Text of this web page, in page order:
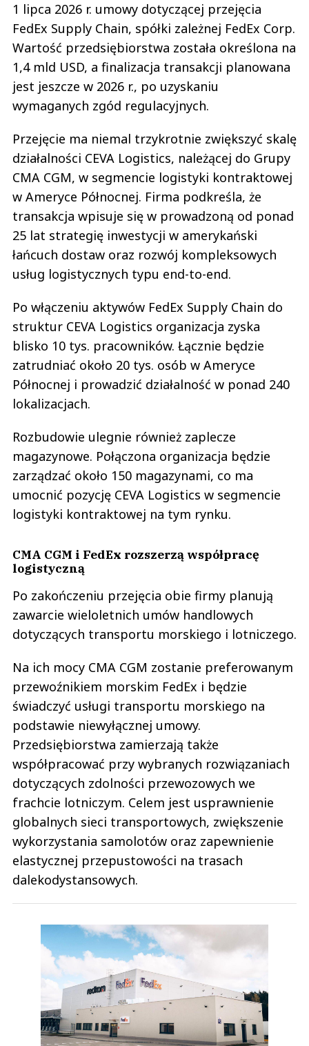
1 lipca 2026 r. umowy dotyczącej przejęcia
FedEx Supply Chain, spółki zależnej FedEx Corp.
Wartość przedsiębiorstwa została określona na
1,4 mld USD, a finalizacja transakcji planowana
jest jeszcze w 2026 r., po uzyskaniu
wymaganych zgód regulacyjnych.
Przejęcie ma niemal trzykrotnie zwiększyć skalę
działalności CEVA Logistics, należącej do Grupy
CMA CGM, w segmencie logistyki kontraktowej
w Ameryce Północnej. Firma podkreśla, że
transakcja wpisuje się w prowadzoną od ponad
25 lat strategię inwestycji w amerykański
łańcuch dostaw oraz rozwój kompleksowych
usług logistycznych typu end-to-end.
Po włączeniu aktywów FedEx Supply Chain do
struktur CEVA Logistics organizacja zyska
blisko 10 tys. pracowników. Łącznie będzie
zatrudniać około 20 tys. osób w Ameryce
Północnej i prowadzić działalność w ponad 240
lokalizacjach.
Rozbudowie ulegnie również zaplecze
magazynowe. Połączona organizacja będzie
zarządzać około 150 magazynami, co ma
umocnić pozycję CEVA Logistics w segmencie
logistyki kontraktowej na tym rynku.
CMA CGM i FedEx rozszerzą współpracę
logistyczną
Po zakończeniu przejęcia obie firmy planują
zawarcie wieloletnich umów handlowych
dotyczących transportu morskiego i lotniczego.
Na ich mocy CMA CGM zostanie preferowanym
przewoźnikiem morskim FedEx i będzie
świadczyć usługi transportu morskiego na
podstawie niewyłącznej umowy.
Przedsiębiorstwa zamierzają także
współpracować przy wybranych rozwiązaniach
dotyczących zdolności przewozowych we
frachcie lotniczym. Celem jest usprawnienie
globalnych sieci transportowych, zwiększenie
wykorzystania samolotów oraz zapewnienie
elastycznej przepustowości na trasach
dalekodystansowych.